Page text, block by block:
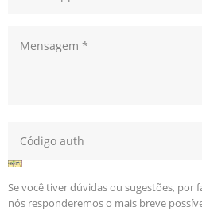
Se você tiver dúvidas ou sugestões, por
nós responderemos o mais breve